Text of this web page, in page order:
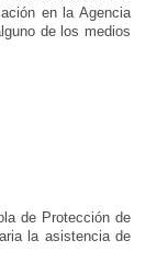
en la Agencia
de los medios
de Protección de
la asistencia de